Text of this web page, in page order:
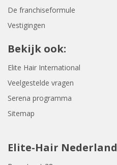
De franchiseformule
Vestigingen
Bekijk ook:
Elite Hair International
Veelgestelde vragen
Serena programma
Sitemap
Elite-Hair Nederland